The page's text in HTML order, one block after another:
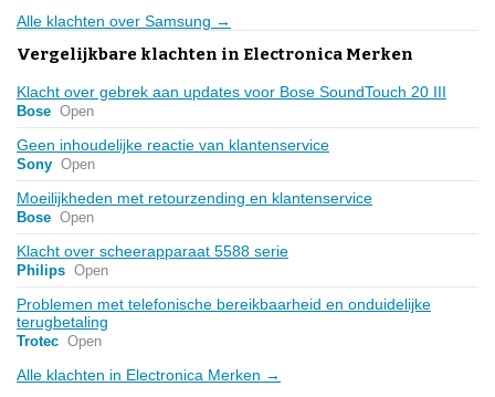
Alle klachten over Samsung →
Vergelijkbare klachten in Electronica Merken
Klacht over gebrek aan updates voor Bose SoundTouch 20 III
Bose Open
Geen inhoudelijke reactie van klantenservice
Sony Open
Moeilijkheden met retourzending en klantenservice
Bose Open
Klacht over scheerapparaat 5588 serie
Philips Open
Problemen met telefonische bereikbaarheid en onduidelijke
terugbetaling
Trotec Open
Alle klachten in Electronica Merken →